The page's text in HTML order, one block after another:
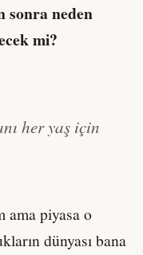
sonra neden
mi?
her yaş için
ama piyasa o
dünyası bana